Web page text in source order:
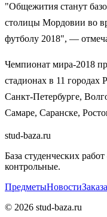
"Общежития станут
столицы Мордовии во
футболу 2018", —
Чемпионат мира-2018
стадионах в 11
Санкт-Петербурге,
Самаре, Саранске,
stud-baza.ru
База студенческих
контрольные.
ПредметыНовости
© 2026 stud-baza.ru